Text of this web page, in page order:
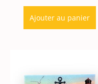
Ajouter au panier